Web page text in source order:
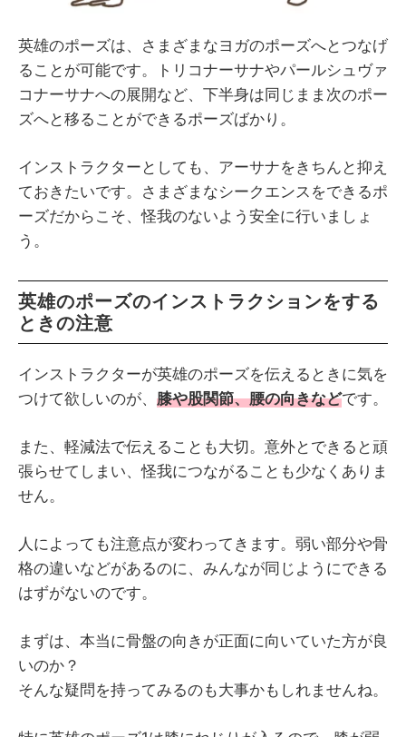
英雄のポーズは、さまざまなヨガのポーズへとつなげ
ることが可能です。トリコナーサナやパールシュヴァ
コナーサナへの展開など、下半身は同じまま次のポー
ズへと移ることができるポーズばかり。
インストラクターとしても、アーサナをきちんと抑え
ておきたいです。さまざまなシークエンスをできるポ
ーズだからこそ、怪我のないよう安全に行いましょ
う。
英雄のポーズのインストラクションをする
ときの注意
インストラクターが英雄のポーズを伝えるときに気を
つけて欲しいのが、 膝や股関節、腰の向きなどです。
また、軽減法で伝えることも大切。意外とできると頑
張らせてしまい、怪我につながることも少なくありま
せん。
人によっても注意点が変わってきます。弱い部分や骨
格の違いなどがあるのに、みんなが同じようにできる
はずがないのです。
まずは、本当に骨盤の向きが正面に向いていた方が良
いのか？
そんな疑問を持ってみるのも大事かもしれませんね。